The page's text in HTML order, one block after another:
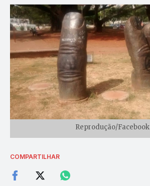
Reprodução/Facebook
COMPARTILHAR